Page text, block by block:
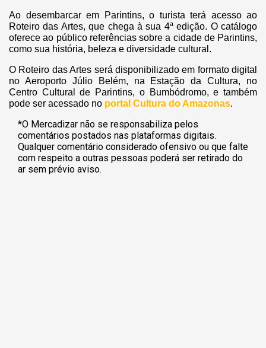
Ao desembarcar em Parintins, o turista terá acesso ao
Roteiro das Artes, que chega à sua 4ª edição. O catálogo
oferece ao público referências sobre a cidade de Parintins,
como sua história, beleza e diversidade cultural.
O Roteiro das Artes será disponibilizado em formato digital
no Aeroporto Júlio Belém, na Estação da Cultura, no
Centro Cultural de Parintins, o Bumbódromo, e também
pode ser acessado no portal Cultura do Amazonas.
*O Mercadizar não se responsabiliza pelos
comentários postados nas plataformas digitais.
Qualquer comentário considerado ofensivo ou que falte
com respeito a outras pessoas poderá ser retirado do
ar sem prévio aviso.